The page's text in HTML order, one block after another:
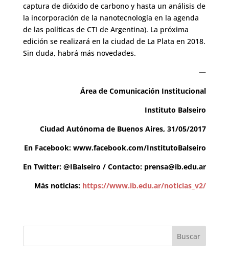
captura de dióxido de carbono y hasta un análisis de
la incorporación de la nanotecnología en la agenda
de las políticas de CTI de Argentina). La próxima
edición se realizará en la ciudad de La Plata en 2018.
Sin duda, habrá más novedades.
—
Área de Comunicación Institucional
Instituto Balseiro
Ciudad Autónoma de Buenos Aires, 31/05/2017
En Facebook:www.facebook.com/InstitutoBalseiro
En Twitter:@IBalseiro / Contacto: prensa@ib.edu.ar
Más noticias: https://www.ib.edu.ar/noticias_v2/
Buscar